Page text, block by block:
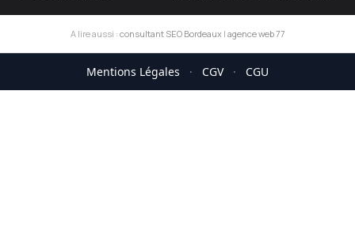
A lire aussi : consultant SEO Bordeaux| agence web 77
Mentions Légales · CGV · CGU